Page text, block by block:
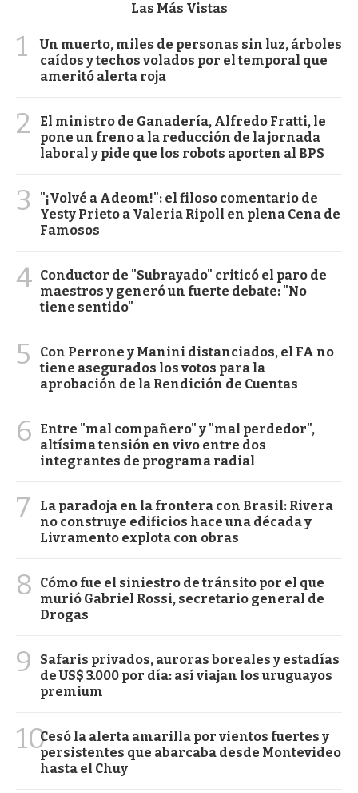
Las Más Vistas
1
Un muerto, miles de personas sin luz, árboles
caídos y techos volados por el temporal que
ameritó alerta roja
2
El ministro de Ganadería, Alfredo Fratti, le
pone un freno a la reducción de la jornada
laboral y pide que los robots aporten al BPS
3
"¡Volvé a Adeom!": el filoso comentario de
Yesty Prieto a Valeria Ripoll en plena Cena de
Famosos
4 Conductor de "Subrayado" criticó el paro de
maestros y generó un fuerte debate: "No
tiene sentido"
5
Con Perrone y Manini distanciados, el FA no
tiene asegurados los votos para la
aprobación de la Rendición de Cuentas
6
Entre "mal compañero" y "mal perdedor",
altísima tensión en vivo entre dos
integrantes de programa radial
7
La paradoja en la frontera con Brasil: Rivera
no construye edificios hace una década y
Livramento explota con obras
8
Cómo fue el siniestro de tránsito por el que
murió Gabriel Rossi, secretario general de
Drogas
9
Safaris privados, auroras boreales y estadías
de US$ 3.000 por día: así viajan los uruguayos
premium
10Cesó la alerta amarilla por vientos fuertes y
persistentes que abarcaba desde Montevideo
hasta el Chuy